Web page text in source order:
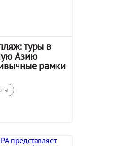
туры в
Азию
рамки